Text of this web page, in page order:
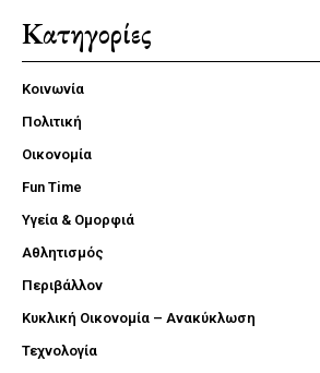
Κατηγορίες
Κοινωνία
Πολιτική
Οικονομία
Fun Time
Υγεία & Ομορφιά
Αθλητισμός
Περιβάλλον
Κυκλική Οικονομία – Ανακύκλωση
Τεχνολογία